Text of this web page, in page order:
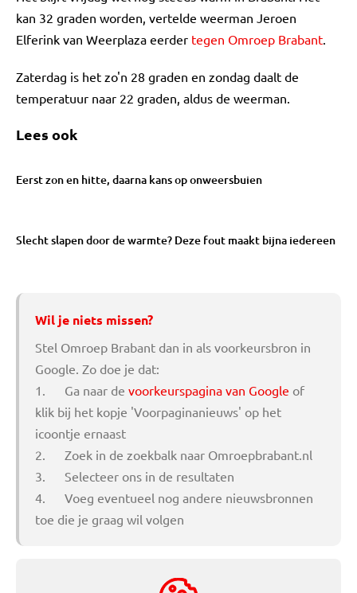
kan 32 graden worden, vertelde weerman Jeroen
Elferink van Weerplaza eerder tegen Omroep Brabant.
Zaterdag is het zo'n 28 graden en zondag daalt de
temperatuur naar 22 graden, aldus de weerman.
Lees ook
Eerst zon en hitte, daarna kans op onweersbuien
Slecht slapen door de warmte? Deze fout maakt bijna iedereen
Wil je niets missen?
Stel Omroep Brabant dan in als voorkeursbron in
Google. Zo doe je dat:
1. Ga naar de voorkeurspagina van Google of
klik bij het kopje 'Voorpaginanieuws' op het
icoontje ernaast
2. Zoek in de zoekbalk naar Omroepbrabant.nl
3. Selecteer ons in de resultaten
4. Voeg eventueel nog andere nieuwsbronnen
toe die je graag wil volgen